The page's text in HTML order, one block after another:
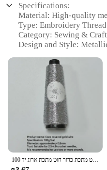
Specifications:
Material: High-quality
Type: Embroidery Thread
Category: Sewing &
Design and Style:
Usage and Purpose:
accessories, and home
Performance and
colorfast
Quantity: Available in
Features:
**Enhanced
The Metallic Embroidery
the fusion of quality and